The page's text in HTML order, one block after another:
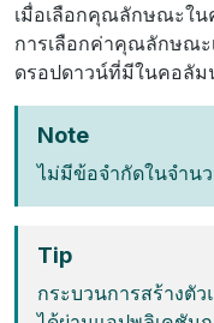
เมื่อเลือกคุณลักษณะใ
การเลือกค่าคุณลักษณะ
ดรอปดาวน์ที่มีในคอลัม
Note
ไม่มีข้อจำกัดในจำน
Tip
กระบวนการสร้างตั